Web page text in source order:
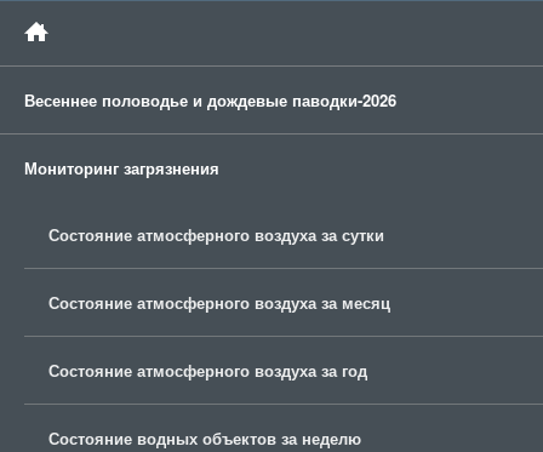
Весеннее половодье и дождевые паводки-2026
Мониторинг загрязнения
Состояние атмосферного воздуха за сутки
Состояние атмосферного воздуха за месяц
Состояние атмосферного воздуха за год
Состояние водных объектов за неделю